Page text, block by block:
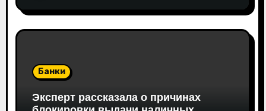
Банки
Эксперт рассказала о причинах